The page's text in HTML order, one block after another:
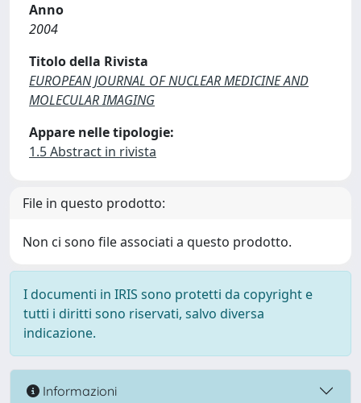
Anno
2004
Titolo della Rivista
EUROPEAN JOURNAL OF NUCLEAR MEDICINE AND
MOLECULAR IMAGING
Appare nelle tipologie:
1.5 Abstract in rivista
File in questo prodotto:
Non ci sono file associati a questo prodotto.
I documenti in IRIS sono protetti da copyright e
tutti i diritti sono riservati, salvo diversa
indicazione.
Informazioni